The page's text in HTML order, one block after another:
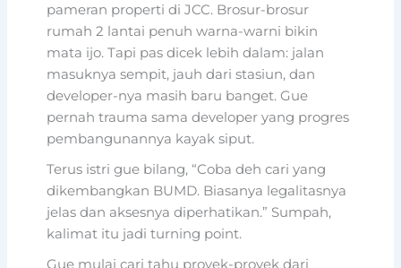
pameran properti di JCC. Brosur-brosur
rumah 2 lantai penuh warna-warni bikin
mata ijo. Tapi pas dicek lebih dalam: jalan
masuknya sempit, jauh dari stasiun, dan
developer-nya masih baru banget. Gue
pernah trauma sama developer yang progres
pembangunannya kayak siput.
Terus istri gue bilang, “Coba deh cari yang
dikembangkan BUMD. Biasanya legalitasnya
jelas dan aksesnya diperhatikan.” Sumpah,
kalimat itu jadi turning point.
Gue mulai cari tahu proyek-proyek dari